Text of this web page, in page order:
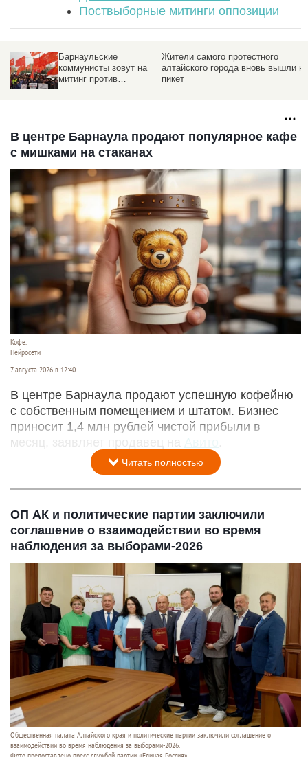
Поствыборные митинги оппозиции
Барнаульские
коммунисты зовут на
митинг против
Жители самого протестного
алтайского города вновь вышли на
пикет
В центре Барнаула продают популярное кафе
с мишками на стаканах
Кофе.
Нейросети
7 августа 2026 в 12:40
В центре Барнаула продают успешную кофейню
с собственным помещением и штатом. Бизнес
приносит 1,4 млн рублей чистой прибыли в
месяц, заявляет продавец на
Авито
Читать полностью
ОП АК и политические партии заключили
соглашение о взаимодействии во время
наблюдения за выборами-2026
Общественная палата Алтайского края и политические партии заключили соглашение о
взаимодействии во время наблюдения за выборами-2026.